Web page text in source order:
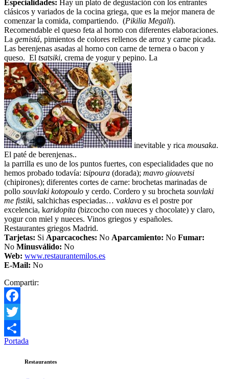
Especialidades: Hay un plato de degustación con los entrantes
clásicos y variados de la cocina griega, que es la mejor manera de
comenzar la comida, compartiendo. (Pikilia Megali).
Recomendable el queso feta al horno con diferentes elaboraciones.
La gemistá, pimientos de colores rellenos de arroz y carne picada.
Las berenjenas asadas al horno con carne de ternera o bacon y
queso. El tsatsiki, crema de yogur y pepino. La
inevitable y rica mousaka.
El paté de berenjenas..
la parrilla es uno de los puntos fuertes, con especialidades que no
hemos probado todavía: tsipoura (dorada); mavro giouvetsi
(chipirones); diferentes cortes de carne: brochetas marinadas de
pollo souvlaki kotopoulo y cerdo. Cordero y su brocheta souvlaki
me fistiki, salchichas especiadas… vaklava es el postre por
excelencia, karidopita (bizcocho con nueces y chocolate) y claro,
yogur con miel y nueces. Vinos griegos y españoles.
Restaurantes griegos Madrid.
Tarjetas: Si Aparcacoches: No Aparcamiento: No Fumar:
No Minusválido: No
Web: www.restaurantemilos.es
E-Mail: No
Compartir:
Facebook
Twitter
Compartir
Portada
Restaurantes